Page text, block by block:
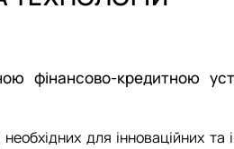
та адміністрування» ОС
Наукові конкурси студентів
кредитною
для інноваційних